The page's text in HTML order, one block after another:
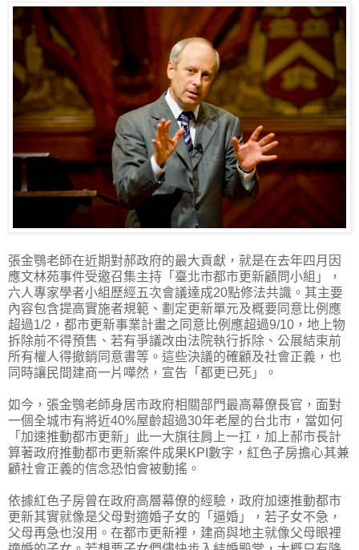
張金鶚老師在近期對郝政府的最大貢獻，就是在去年四月因
應文林苑事件受邀召集主持「臺北市都市更新顧問小組」，
六人專家學者小組歷經五次會議達成20點修法共識。其主要
內容包含提高實施者規範、劃定更新單元及概要同意比例應
超過1/2，都市更新事業計畫之同意比例應超過9/10，地上物
拆除前不得預售、若有爭議改由法院執行拆除、公展結束前
所有權人得撤銷同意書等。這些決議的確顧及社會正義，也
同時讓民間建商一片嘩然，宣告「都更已死」。
如今，張金鶚老師身居市政府相關部門最高幕僚長官，面對
一個全城市有將近40%屋齡超過30年老屋的台北市，當如何
「加速推動都市更新」此一大旗往肩上一扛，加上郝市長計
算著政府推動都市更新案件成果KPI數字，紅色子房擔心其兼
顧社會正義的信念恐怕會被動搖。
依據紅色子房曾在政府高層幕僚的經驗，政府加速推動都市
更新其實就像是父母對適婚子女的「逼婚」，若子女不急，
父母再急也沒用。在都市更新裡，建商與地主就像父母眼裡